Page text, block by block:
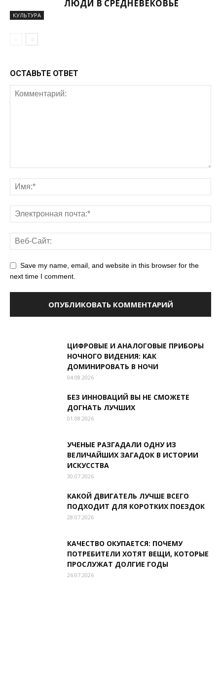
КУЛЬТУРА
ЛЮДИ В СРЕДНЕВЕКОВЬЕ
ОСТАВЬТЕ ОТВЕТ
Save my name, email, and website in this browser for the
next time I comment.
ЦИФРОВЫЕ И АНАЛОГОВЫЕ ПРИБОРЫ
НОЧНОГО ВИДЕНИЯ: КАК
ДОМИНИРОВАТЬ В НОЧИ
04.08.2026
БЕЗ ИННОВАЦИЙ ВЫ НЕ СМОЖЕТЕ
ДОГНАТЬ ЛУЧШИХ
01.08.2026
УЧЕНЫЕ РАЗГАДАЛИ ОДНУ ИЗ
ВЕЛИЧАЙШИХ ЗАГАДОК В ИСТОРИИ
ИСКУССТВА
30.07.2026
КАКОЙ ДВИГАТЕЛЬ ЛУЧШЕ ВСЕГО
ПОДХОДИТ ДЛЯ КОРОТКИХ ПОЕЗДОК
28.07.2026
КАЧЕСТВО ОКУПАЕТСЯ: ПОЧЕМУ
ПОТРЕБИТЕЛИ ХОТЯТ ВЕЩИ, КОТОРЫЕ
ПРОСЛУЖАТ ДОЛГИЕ ГОДЫ
26.07.2026